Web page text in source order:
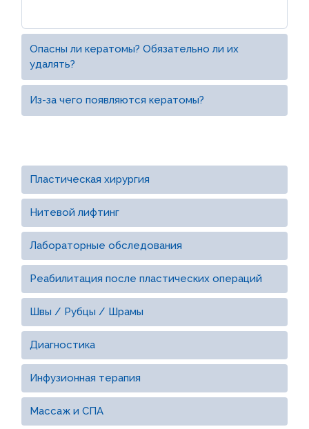
Пластическая хирургия
Нитевой лифтинг
Лабораторные обследования
Реабилитация после пластических операций
Швы / Рубцы / Шрамы
Диагностика
Инфузионная терапия
Массаж и СПА
Опасны ли кератомы? Обязательно ли их
удалять?
Из-за чего появляются кератомы?